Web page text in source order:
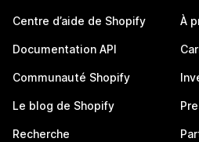
Centre d’aide de Shopify
Documentation API
Communauté Shopify
Le blog de Shopify
Recherche
À